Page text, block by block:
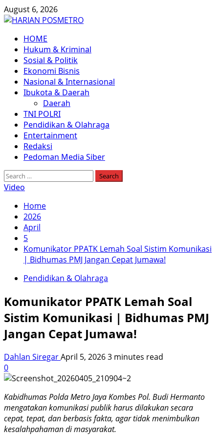
Skip
to
August 6, 2026
Primary
Menu
HOME
Hukum & Kriminal
Sosial & Politik
Ekonomi Bisnis
Nasional & Internasional
Ibukota & Daerah
Daerah
TNI POLRI
Pendidikan & Olahraga
Entertainment
Redaksi
Pedoman Media Siber
Search
for:
Video
Home
2026
April
5
Komunikator PPATK Lemah Soal Sistim Komunikasi
| Bidhumas PMJ Jangan Cepat Jumawa!
Pendidikan & Olahraga
Komunikator PPATK Lemah Soal
Sistim Komunikasi | Bidhumas PMJ
Jangan Cepat Jumawa!
Dahlan SiregarApril 5, 20263 minutes read
0
Kabidhumas Polda Metro Jaya Kombes Pol. Budi Hermanto
mengatakan komunikasi publik harus dilakukan secara
cepat, tepat, dan berbasis fakta, agar tidak menimbulkan
kesalahpahaman di masyarakat.